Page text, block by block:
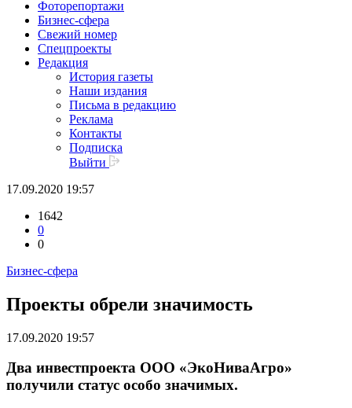
Фоторепортажи
Бизнес-сфера
Свежий номер
Спецпроекты
Редакция
История газеты
Наши издания
Письма в редакцию
Реклама
Контакты
Подписка
Выйти
17.09.2020 19:57
1642
0
0
Бизнес-сфера
Проекты обрели значимость
17.09.2020 19:57
Два инвестпроекта ООО «ЭкоНиваАгро»
получили статус особо значимых.